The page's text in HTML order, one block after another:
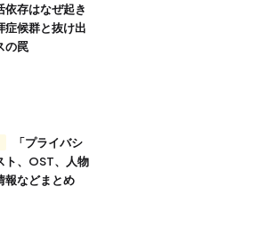
症候群と抜け出
の罠
ト、OST、人物
報などまとめ